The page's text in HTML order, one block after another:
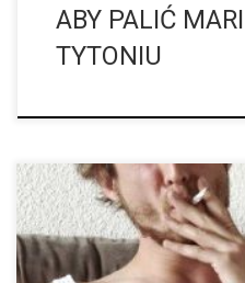
ABY PALIĆ
TYTONIU
Strategia porównań